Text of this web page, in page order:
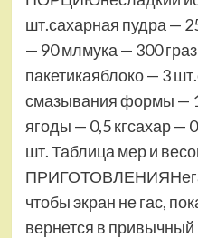
шт.сахарная пудра —
— 90 млмука — 300
пакетикаяблоко — 3
смазывания формы —
ягоды — 0,5 кгсахар —
шт. Таблица мер и
чтобы экран не гас,
вернется в